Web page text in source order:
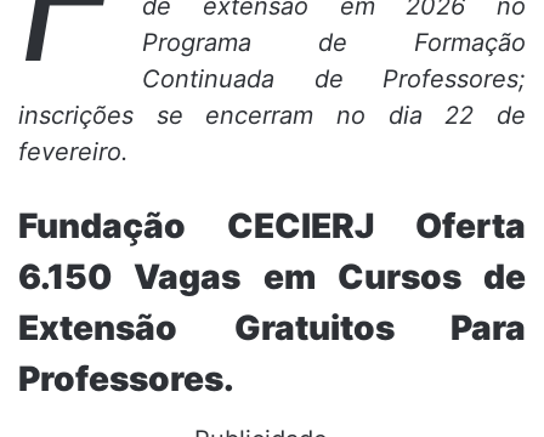
de extensão em 2026 no
Programa de Formação
Continuada de Professores;
inscrições se encerram no dia 22 de
fevereiro.
Fundação CECIERJ Oferta
6.150 Vagas em Cursos de
Extensão Gratuitos Para
Professores.